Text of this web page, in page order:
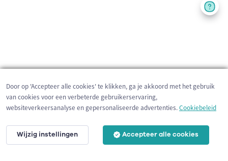
200 m
Door op 'Accepteer alle cookies' te klikken, ga je akkoord met het gebruik
van cookies voor een verbeterde gebruikerservaring,
websiteverkeersanalyse en gepersonaliseerde advertenties.Cookiebeleid
Wijzig instellingen Accepteer alle cookies